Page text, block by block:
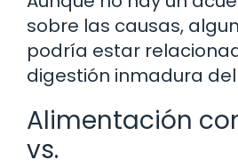
sobre las causas,
podría estar
digestión inmadura
Alimentación
vs.